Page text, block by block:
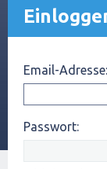
Email-Adresse:
Passwort: